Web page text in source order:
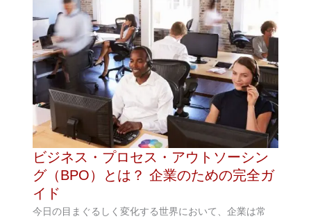
ビジネス・プロセス・アウトソーシン
グ（BPO）とは？ 企業のための完全ガ
イド
今日の目まぐるしく変化する世界において、企業は常